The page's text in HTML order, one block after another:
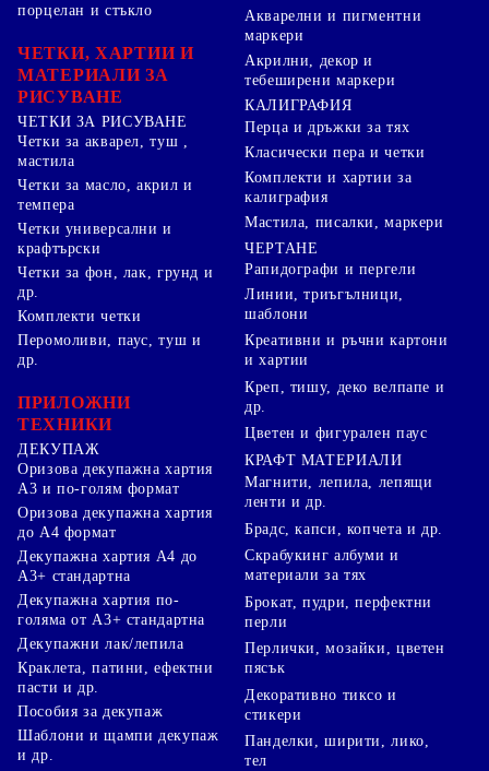
порцелан и стъкло
ЧЕТКИ, ХАРТИИ И
МАТЕРИАЛИ ЗА
РИСУВАНЕ
ЧЕТКИ ЗА РИСУВАНЕ
Четки за акварел, туш ,
мастила
Четки за масло, акрил и
темпера
Четки универсални и
крафтърски
Четки за фон, лак, грунд и
др.
Комплекти четки
Акварелни и пигментни
маркери
Акрилни, декор и
тебеширени маркери
КАЛИГРАФИЯ
Перца и дръжки за тях
Класически пера и четки
Комплекти и хартии за
калиграфия
Мастила, писалки, маркери
ЧЕРТАНЕ
Рапидографи и пергели
Линии, триъгълници,
шаблони
Перомоливи, паус, туш и
др.
ПРИЛОЖНИ
ТЕХНИКИ
ДЕКУПАЖ
Оризова декупажна хартия
А3 и по-голям формат
Оризова декупажна хартия
до А4 формат
Декупажна хартия А4 до
А3+ стандартна
Декупажна хартия по-
голяма от А3+ стандартна
Декупажни лак/лепила
Краклета, патини, ефектни
пасти и др.
Пособия за декупаж
Шаблони и щампи декупаж
и др.
Креативни и ръчни картони
и хартии
Креп, тишу, деко велпапе и
др.
Цветен и фигурален паус
КРАФТ МАТЕРИАЛИ
Магнити, лепила, лепящи
ленти и др.
Брадс, капси, копчета и др.
Скрабукинг албуми и
материали за тях
Брокат, пудри, перфектни
перли
Перлички, мозайки, цветен
пясък
Декоративно тиксо и
стикери
Панделки, ширити, лико,
тел